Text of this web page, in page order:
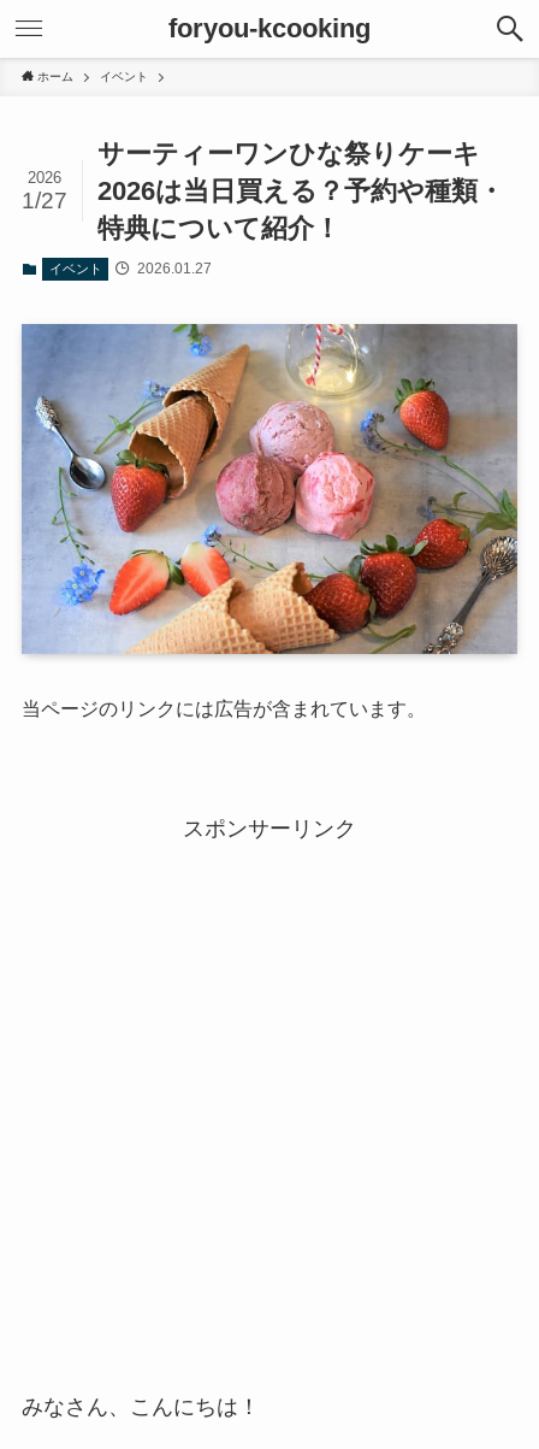
foryou-kcooking
ホーム イベント
サーティーワンひな祭りケーキ
2026は当日買える？予約や種類・
特典について紹介！
2026
1/27
イベント 2026.01.27
当ページのリンクには広告が含まれています。
スポンサーリンク
みなさん、こんにちは！